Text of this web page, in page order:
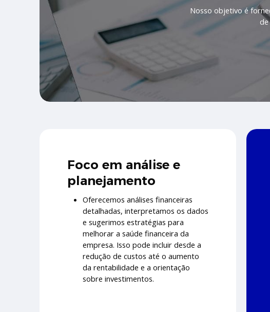
Nosso objetivo é
Foco em análise e
planejamento
Oferecemos análises financeiras
detalhadas, interpretamos os dados
e sugerimos estratégias para
melhorar a saúde financeira da
empresa. Isso pode incluir desde a
redução de custos até o aumento
da rentabilidade e a orientação
sobre investimentos.